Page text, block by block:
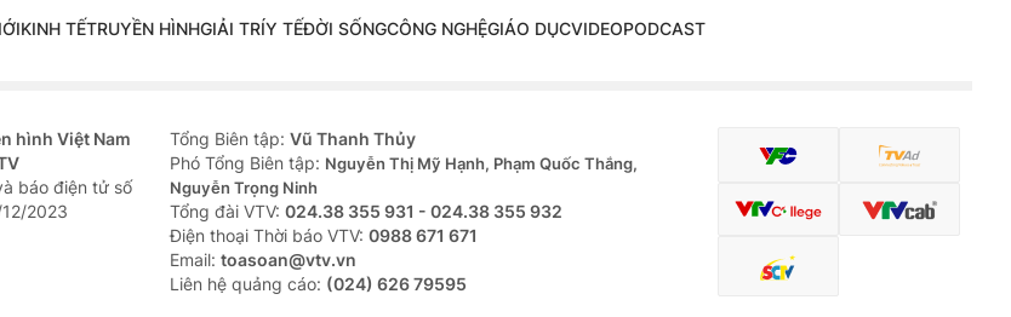
KINH TẾTRUYỀN HÌNHGIẢI TRÍY TẾĐỜI SỐNGCÔNG NGHỆGIÁO DỤCVIDEOPODCAST
hình Việt Nam
báo điện tử số
2023
Tổng Biên tập: Vũ Thanh Thủy
Phó Tổng Biên tập: Nguyễn Thị Mỹ Hạnh, Phạm Quốc Thắng,
Nguyễn Trọng Ninh
Tổng đài VTV: 024.38 355 931 - 024.38 355 932
Ðiện thoại Thời báo VTV: 0988 671 671
Email: toasoan@vtv.vn
Liên hệ quảng cáo: (024) 626 79595